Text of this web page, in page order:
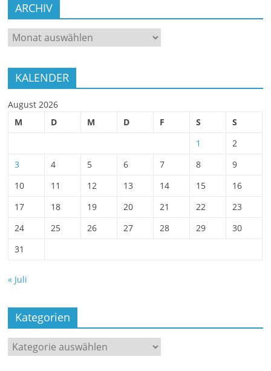
ARCHIV
ARCHIV
KALENDER
August 2026
M
D M D F S
S
1
2
3
4 5 6 7 8
9
10
11 12 13 14 15
16
17
18 19 20 21 22
23
24
25 26 27 28 29
30
31
« Juli
Kategorien
Kategorien